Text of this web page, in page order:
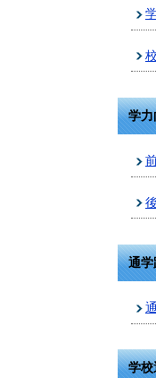
学力
通学
学校